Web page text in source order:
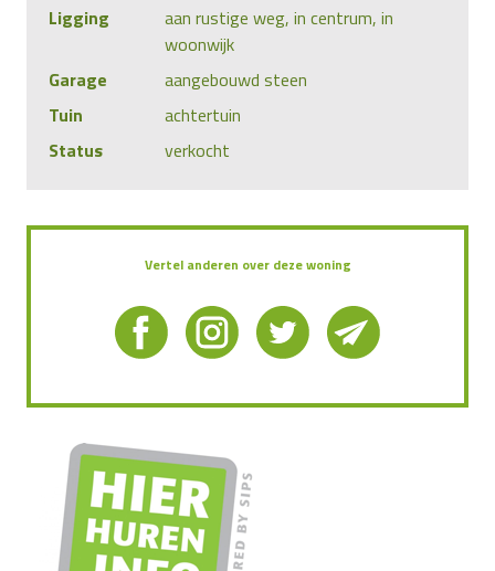
Ligging
aan rustige weg, in centrum, in
woonwijk
Garage
aangebouwd steen
Tuin
achtertuin
Status
verkocht
Vertel anderen over deze woning